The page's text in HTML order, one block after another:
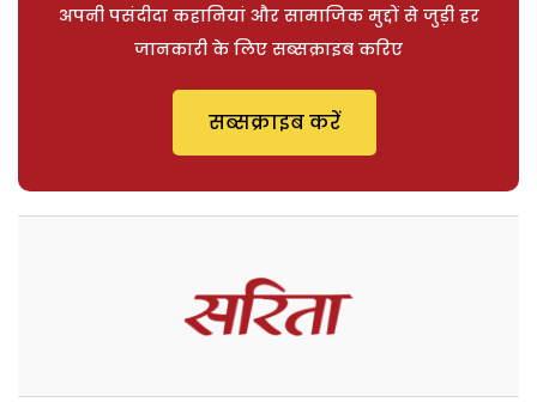
अपनी पसंदीदा कहानियां और सामाजिक मुद्दों से जुड़ी हर
जानकारी के लिए सब्सक्राइब करिए
सब्सक्राइब करें